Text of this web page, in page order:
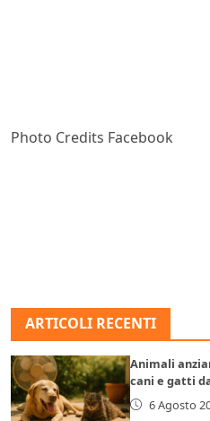
Photo Credits Facebook
ARTICOLI RECENTI
Animali
cani e gatti
6 Agosto